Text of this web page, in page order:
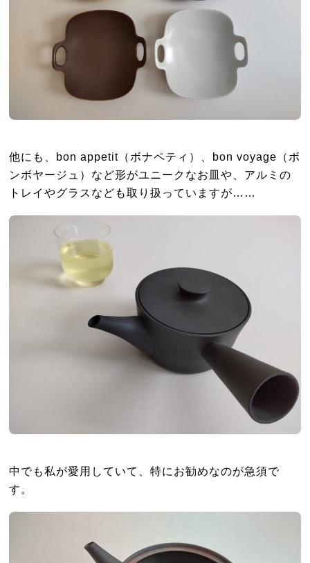
他にも、bon appetit（ボナペティ）、bon voyage（ボ
ンボヤージュ）など形がユニークなお皿や、アルミの
トレイやグラスなども取り扱っていますが……
中でも私が愛用していて、特にお勧めなのが急須で
す。